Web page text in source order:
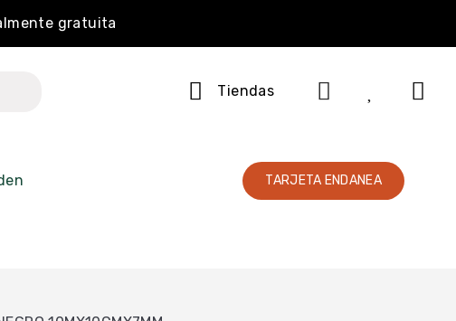
gratuita
Tiendas
TARJETA ENDANEA